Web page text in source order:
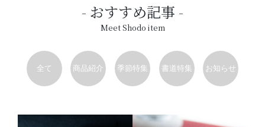
おすすめ記事
Meet Shodo item
全て 商品紹介 季節特集 書道特集 お知らせ